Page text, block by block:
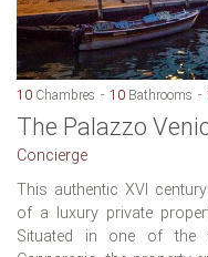
10 Chambres 10 Bathrooms
The Palazzo
Concierge
This authentic XVI
of a luxury private
Situated in one of the